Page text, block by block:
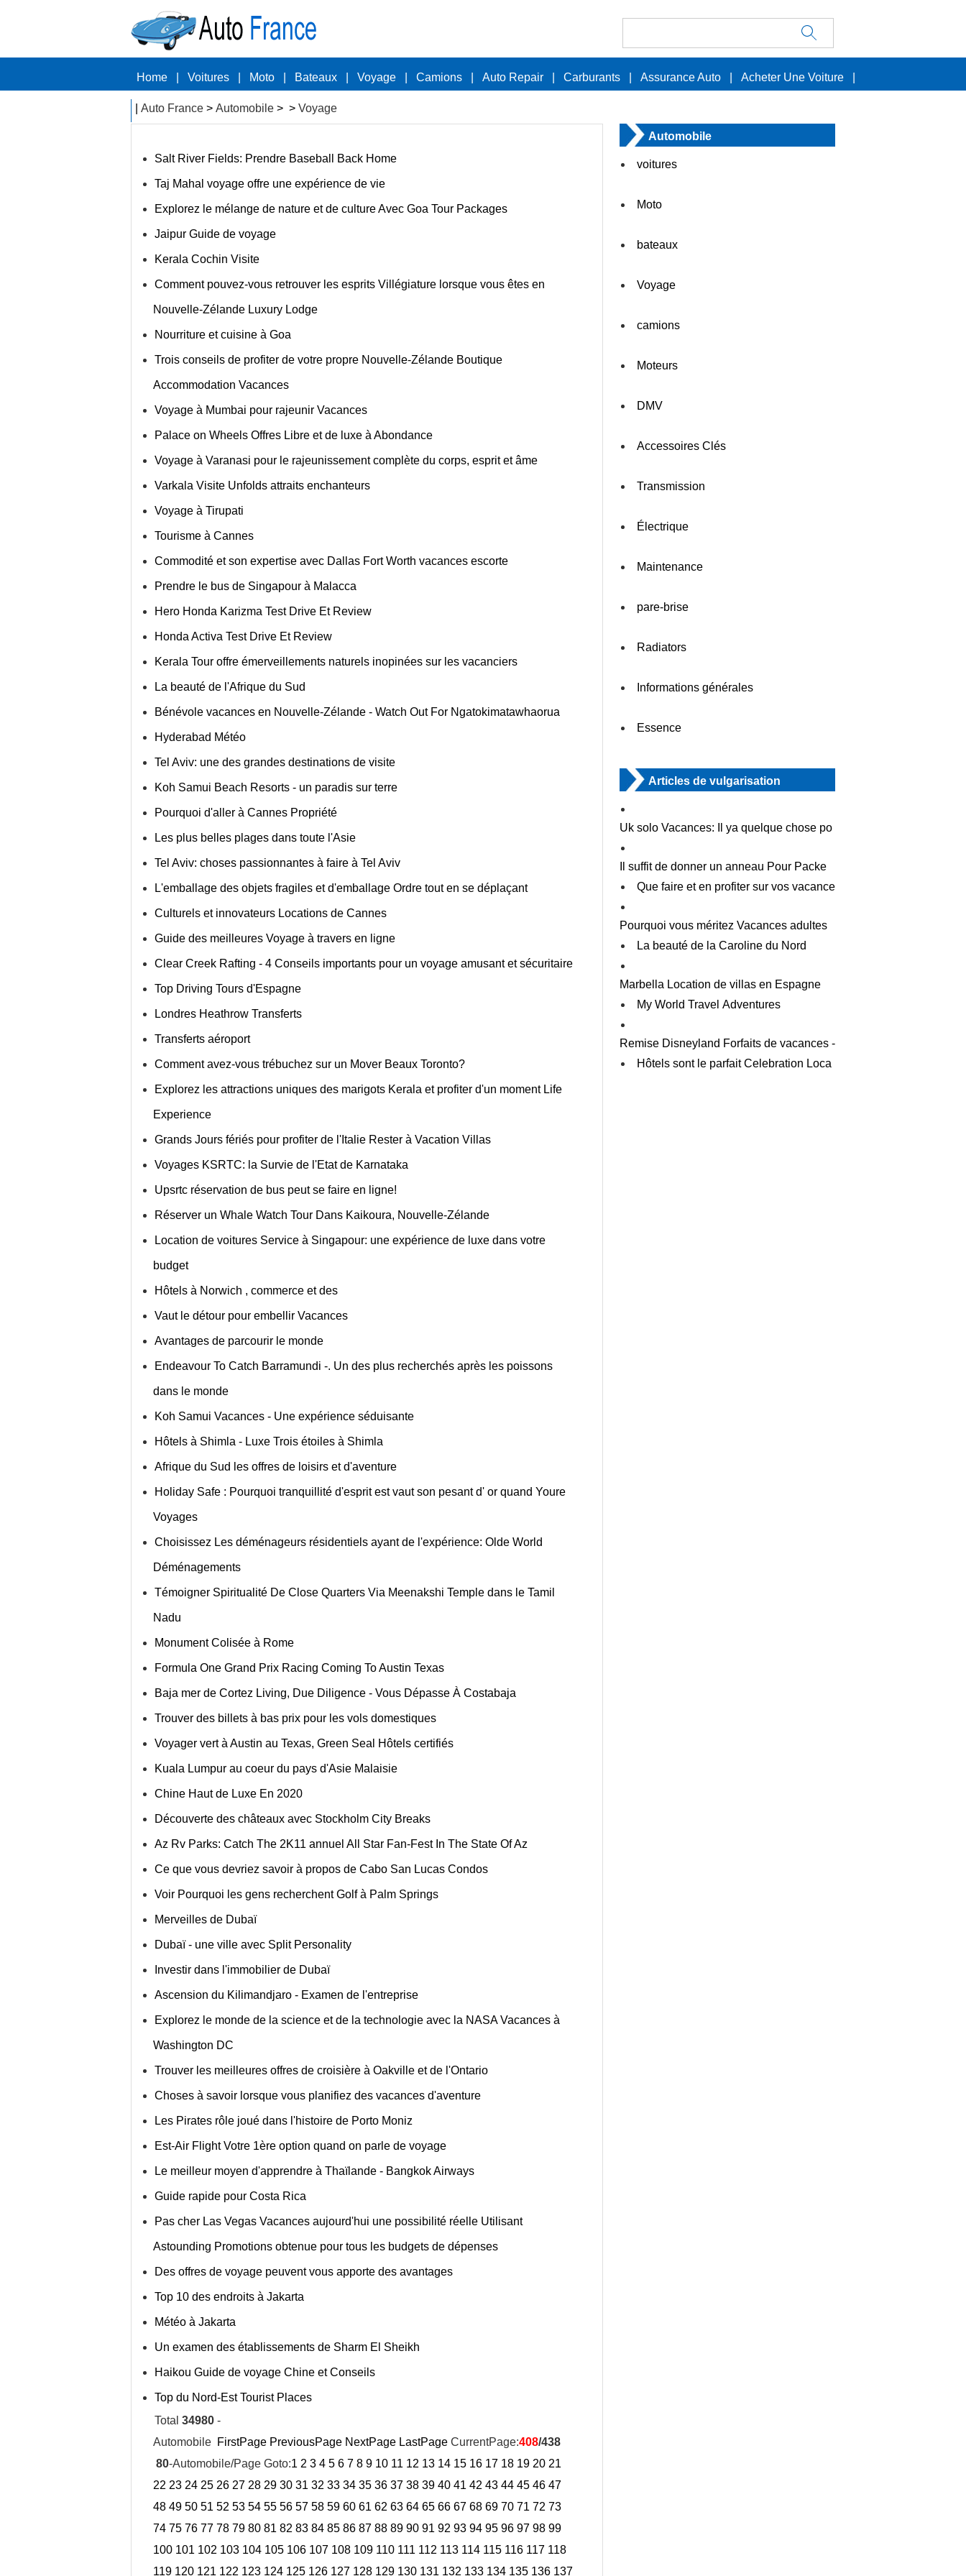
Home Voitures Moto Bateaux Voyage Camions Auto Repair Carburants Assurance Auto Acheter Une Voiture
Auto France > Automobile > > Voyage
Salt River Fields: Prendre Baseball Back Home
Taj Mahal voyage offre une expérience de vie
Explorez le mélange de nature et de culture Avec Goa Tour Packages
Jaipur Guide de voyage
Kerala Cochin Visite
Comment pouvez-vous retrouver les esprits Villégiature lorsque vous êtes en
Nouvelle-Zélande Luxury Lodge
Nourriture et cuisine à Goa
Trois conseils de profiter de votre propre Nouvelle-Zélande Boutique
Accommodation Vacances
Voyage à Mumbai pour rajeunir Vacances
Palace on Wheels Offres Libre et de luxe à Abondance
Voyage à Varanasi pour le rajeunissement complète du corps, esprit et âme
Varkala Visite Unfolds attraits enchanteurs
Voyage à Tirupati
Tourisme à Cannes
Commodité et son expertise avec Dallas Fort Worth vacances escorte
Prendre le bus de Singapour à Malacca
Hero Honda Karizma Test Drive Et Review
Honda Activa Test Drive Et Review
Kerala Tour offre émerveillements naturels inopinées sur les vacanciers
La beauté de l'Afrique du Sud
Bénévole vacances en Nouvelle-Zélande - Watch Out For Ngatokimatawhaorua
Hyderabad Météo
Tel Aviv: une des grandes destinations de visite
Koh Samui Beach Resorts - un paradis sur terre
Pourquoi d'aller à Cannes Propriété
Les plus belles plages dans toute l'Asie
Tel Aviv: choses passionnantes à faire à Tel Aviv
L'emballage des objets fragiles et d'emballage Ordre tout en se déplaçant
Culturels et innovateurs Locations de Cannes
Guide des meilleures Voyage à travers en ligne
Clear Creek Rafting - 4 Conseils importants pour un voyage amusant et sécuritaire
Top Driving Tours d'Espagne
Londres Heathrow Transferts
Transferts aéroport
Comment avez-vous trébuchez sur un Mover Beaux Toronto?
Explorez les attractions uniques des marigots Kerala et profiter d'un moment Life
Experience
Grands Jours fériés pour profiter de l'Italie Rester à Vacation Villas
Voyages KSRTC: la Survie de l'Etat de Karnataka
Upsrtc réservation de bus peut se faire en ligne!
Réserver un Whale Watch Tour Dans Kaikoura, Nouvelle-Zélande
Location de voitures Service à Singapour: une expérience de luxe dans votre
budget
Hôtels à Norwich , commerce et des
Vaut le détour pour embellir Vacances
Avantages de parcourir le monde
Endeavour To Catch Barramundi -. Un des plus recherchés après les poissons
dans le monde
Koh Samui Vacances - Une expérience séduisante
Hôtels à Shimla - Luxe Trois étoiles à Shimla
Afrique du Sud les offres de loisirs et d'aventure
Holiday Safe : Pourquoi tranquillité d'esprit est vaut son pesant d' or quand Youre
Voyages
Choisissez Les déménageurs résidentiels ayant de l'expérience: Olde World
Déménagements
Témoigner Spiritualité De Close Quarters Via Meenakshi Temple dans le Tamil
Nadu
Monument Colisée à Rome
Formula One Grand Prix Racing Coming To Austin Texas
Baja mer de Cortez Living, Due Diligence - Vous Dépasse À Costabaja
Trouver des billets à bas prix pour les vols domestiques
Voyager vert à Austin au Texas, Green Seal Hôtels certifiés
Kuala Lumpur au coeur du pays d'Asie Malaisie
Chine Haut de Luxe En 2020
Découverte des châteaux avec Stockholm City Breaks
Az Rv Parks: Catch The 2K11 annuel All Star Fan-Fest In The State Of Az
Ce que vous devriez savoir à propos de Cabo San Lucas Condos
Voir Pourquoi les gens recherchent Golf à Palm Springs
Merveilles de Dubaï
Dubaï - une ville avec Split Personality
Investir dans l'immobilier de Dubaï
Ascension du Kilimandjaro - Examen de l'entreprise
Explorez le monde de la science et de la technologie avec la NASA Vacances à
Washington DC
Trouver les meilleures offres de croisière à Oakville et de l'Ontario
Choses à savoir lorsque vous planifiez des vacances d'aventure
Les Pirates rôle joué dans l'histoire de Porto Moniz
Est-Air Flight Votre 1ère option quand on parle de voyage
Le meilleur moyen d'apprendre à Thaïlande - Bangkok Airways
Guide rapide pour Costa Rica
Pas cher Las Vegas Vacances aujourd'hui une possibilité réelle Utilisant
Astounding Promotions obtenue pour tous les budgets de dépenses
Des offres de voyage peuvent vous apporte des avantages
Top 10 des endroits à Jakarta
Météo à Jakarta
Un examen des établissements de Sharm El Sheikh
Haikou Guide de voyage Chine et Conseils
Top du Nord-Est Tourist Places
Total 34980 -
Automobile FirstPage PreviousPage NextPage LastPage CurrentPage:408/438
80-Automobile/Page Goto:1 2 3 4 5 6 7 8 9 10 11 12 13 14 15 16 17 18 19 20 21
22 23 24 25 26 27 28 29 30 31 32 33 34 35 36 37 38 39 40 41 42 43 44 45 46 47
48 49 50 51 52 53 54 55 56 57 58 59 60 61 62 63 64 65 66 67 68 69 70 71 72 73
74 75 76 77 78 79 80 81 82 83 84 85 86 87 88 89 90 91 92 93 94 95 96 97 98 99
100 101 102 103 104 105 106 107 108 109 110 111 112 113 114 115 116 117 118
119 120 121 122 123 124 125 126 127 128 129 130 131 132 133 134 135 136 137
Automobile
voitures
Moto
bateaux
Voyage
camions
Moteurs
DMV
Accessoires Clés
Transmission
Électrique
Maintenance
pare-brise
Radiators
Informations générales
Essence
Articles de vulgarisation
Uk solo Vacances: Il ya quelque chose po
Il suffit de donner un anneau Pour Packe
Que faire et en profiter sur vos vacance
Pourquoi vous méritez Vacances adultes
La beauté de la Caroline du Nord
Marbella Location de villas en Espagne
My World Travel Adventures
Remise Disneyland Forfaits de vacances -
Hôtels sont le parfait Celebration Loca